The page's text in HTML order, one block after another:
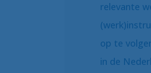
relevante
op te
in de